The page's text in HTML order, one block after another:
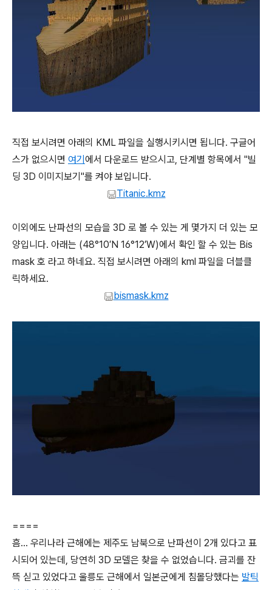
직접 보시려면 아래의 KML 파일을 실행시키시면 됩니다. 구글어
스가 없으시면 여기 에서 다운로드 받으시고, 단계별 항목에서 "빌
딩 3D 이미지보기"를 켜야 보입니다.
Titanic.kmz
이외에도 난파선의 모습을 3D 로 볼 수 있는 게 몇가지 더 있는 모
양입니다. 아래는 (48°10′N 16°12′W)에서 확인 할 수 있는 Bis
mask 호 라고 하네요. 직접 보시려면 아래의 kml 파일을 더블클
릭하세요.
bismask.kmz
====
흠... 우리나라 근해에는 제주도 남북으로 난파선이 2개 있다고 표
시되어 있는데, 당연히 3D 모델은 찾을 수 없었습니다. 금괴를 잔
뜩 싣고 있었다고 울릉도 근해에서 일본군에게 침몰당했다는 발틱